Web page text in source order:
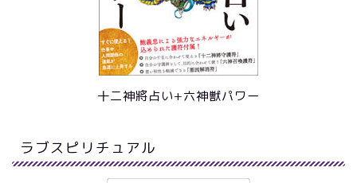
十二神將占い+六神獣パワー
ラブスピリチュアル